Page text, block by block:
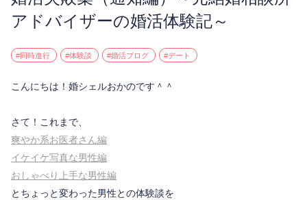
アドバイザーの婚活体験記～
#同時進行 #体験談 #婚活ブログ #デート
こんにちは！婚シェルおかのです＾＾
さて！これまで、
爽やか系お医者さん編
イケイケ写真な男性編
おしゃべり上手な男性編
とちょっと変わった男性との体験談を